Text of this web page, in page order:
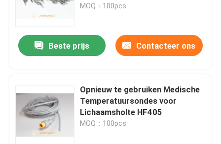
Temperatuursondes
MOQ：100pcs
Beste prijs Contacteer ons
Opnieuw te gebruiken Medische
Temperatuursondes voor
Lichaamsholte HF405
MOQ：100pcs